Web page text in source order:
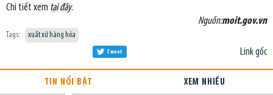
Chi tiết xem tại đây.
Nguồn:moit.gov.vn
Tags: xuất xứ hàng hóa
Link gốc
Tweet
TIN NỔI BẬT XEM NHIỀU